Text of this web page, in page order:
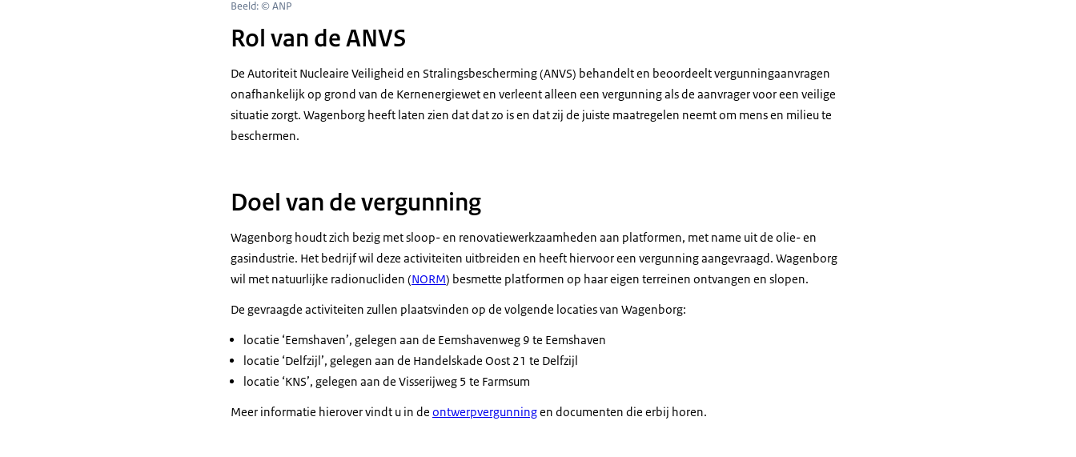
Beeld: © ANP
Rol van de ANVS
De Autoriteit Nucleaire Veiligheid en Stralingsbescherming (ANVS) behandelt en beoordeelt vergunningaanvragen
onafhankelijk op grond van de Kernenergiewet en verleent alleen een vergunning als de aanvrager voor een veilige
situatie zorgt. Wagenborg heeft laten zien dat dat zo is en dat zij de juiste maatregelen neemt om mens en milieu te
beschermen.
Doel van de vergunning
Wagenborg houdt zich bezig met sloop- en renovatiewerkzaamheden aan platformen, met name uit de olie- en
gasindustrie. Het bedrijf wil deze activiteiten uitbreiden en heeft hiervoor een vergunning aangevraagd. Wagenborg
wil met natuurlijke radionucliden (NORM) besmette platformen op haar eigen terreinen ontvangen en slopen.
De gevraagde activiteiten zullen plaatsvinden op de volgende locaties van Wagenborg:
locatie ‘Eemshaven’, gelegen aan de Eemshavenweg 9 te Eemshaven
locatie ‘Delfzijl’, gelegen aan de Handelskade Oost 21 te Delfzijl
locatie ‘KNS’, gelegen aan de Visserijweg 5 te Farmsum
Meer informatie hierover vindt u in de ontwerpvergunningen documenten die erbij horen.